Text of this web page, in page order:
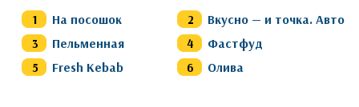
На посошок
Вкусно — и точка. Авто
Пельменная
Фастфуд
Fresh Kebab
Олива